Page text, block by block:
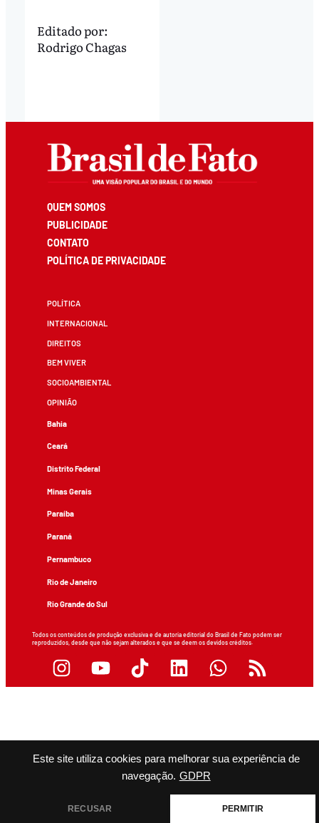
Este site utiliza cookies para melhorar sua experiência de
navegação. GDPR
RECUSAR PERMITIR
Editado por:
Rodrigo Chagas
QUEM SOMOS
PUBLICIDADE
CONTATO
POLÍTICA DE PRIVACIDADE
POLÍTICA
INTERNACIONAL
DIREITOS
BEM VIVER
SOCIOAMBIENTAL
OPINIÃO
Bahia
Ceará
Distrito Federal
Minas Gerais
Paraíba
Paraná
Pernambuco
Rio de Janeiro
Rio Grande do Sul
Todos os conteúdos de produção exclusiva e de autoria editorial do Brasil de Fato podem ser
reproduzidos, desde que não sejam alterados e que se deem os devidos créditos.